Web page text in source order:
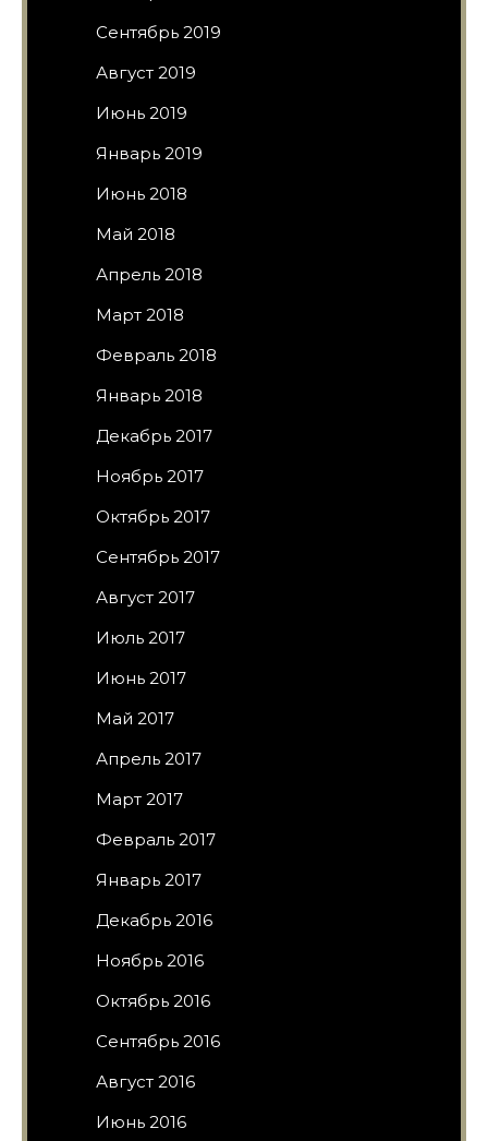
Сентябрь 2019
Август 2019
Июнь 2019
Январь 2019
Июнь 2018
Май 2018
Апрель 2018
Март 2018
Февраль 2018
Январь 2018
Декабрь 2017
Ноябрь 2017
Октябрь 2017
Сентябрь 2017
Август 2017
Июль 2017
Июнь 2017
Май 2017
Апрель 2017
Март 2017
Февраль 2017
Январь 2017
Декабрь 2016
Ноябрь 2016
Октябрь 2016
Сентябрь 2016
Август 2016
Июнь 2016